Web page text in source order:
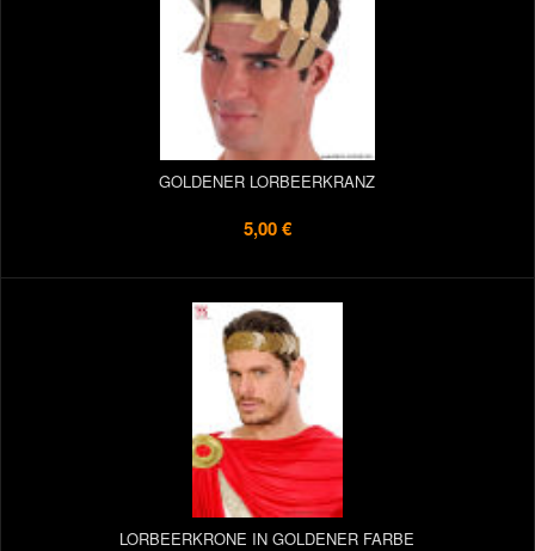
GOLDENER LORBEERKRANZ
5,00 €
LORBEERKRONE IN GOLDENER FARBE